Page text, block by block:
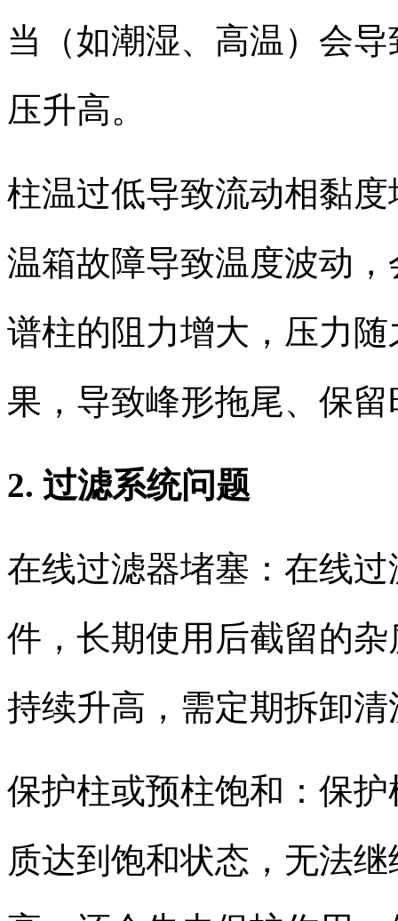
当（如潮湿、高温）会
压升高。
柱温过低导致流动相黏
温箱故障导致温度波动
谱柱的阻力增大，压力
果，导致峰形拖尾、保
2. 过滤系统问题
在线过滤器堵塞：在线
件，长期使用后截留的
持续升高，需定期拆卸
保护柱或预柱饱和：保
质达到饱和状态，无法